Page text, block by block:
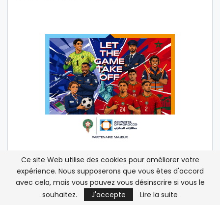
élections Maroc RNI
Ce site Web utilise des cookies pour améliorer votre
expérience. Nous supposerons que vous êtes d'accord
avec cela, mais vous pouvez vous désinscrire si vous le
souhaitez.
J'accepte Lire la suite